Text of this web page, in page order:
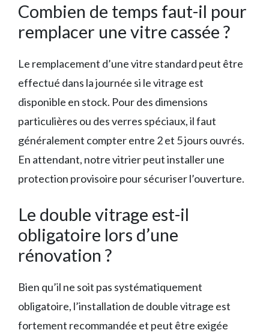
Combien de temps faut-il pour
remplacer une vitre cassée ?
Le remplacement d’une vitre standard peut être
effectué dans la journée si le vitrage est
disponible en stock. Pour des dimensions
particulières ou des verres spéciaux, il faut
généralement compter entre 2 et 5 jours ouvrés.
En attendant, notre vitrier peut installer une
protection provisoire pour sécuriser l’ouverture.
Le double vitrage est-il
obligatoire lors d’une
rénovation ?
Bien qu’il ne soit pas systématiquement
obligatoire, l’installation de double vitrage est
fortement recommandée et peut être exigée